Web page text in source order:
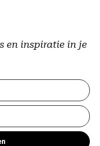
en inspiratie in je